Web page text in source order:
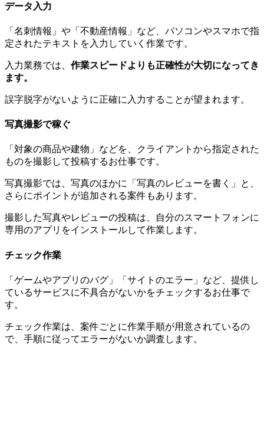
データ入力
「名刺情報」や「不動産情報」など、パソコンやスマホで指
定されたテキストを入力していく作業です。
入力業務では、 作業スピードよりも正確性が大切になってき
ます。
誤字脱字がないように正確に入力することが望まれます。
写真撮影で稼ぐ
「対象の商品や建物」などを、クライアントから指定された
ものを撮影して投稿するお仕事です。
写真撮影では、写真のほかに「写真のレビューを書く」と、
さらにポイントが追加される案件もあります。
撮影した写真やレビューの投稿は、自分のスマートフォンに
専用のアプリをインストールして作業します。
チェック作業
「ゲームやアプリのバグ」「サイトのエラー」など、提供し
ているサービスに不具合がないかをチェックするお仕事で
す。
チェック作業は、案件ごとに作業手順が用意されているの
で、手順に従ってエラーがないか調査します。